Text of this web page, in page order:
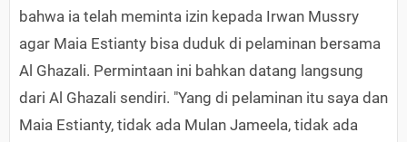
bahwa ia telah meminta izin kepada Irwan Mussry
agar Maia Estianty bisa duduk di pelaminan bersama
Al Ghazali. Permintaan ini bahkan datang langsung
dari Al Ghazali sendiri. "Yang di pelaminan itu saya dan
Maia Estianty, tidak ada Mulan Jameela, tidak ada